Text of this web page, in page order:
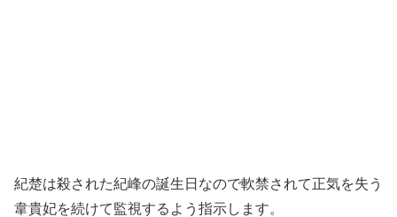
紀楚は殺された紀峰の誕生日なので軟禁されて正気を失う
韋貴妃を続けて監視するよう指示します。